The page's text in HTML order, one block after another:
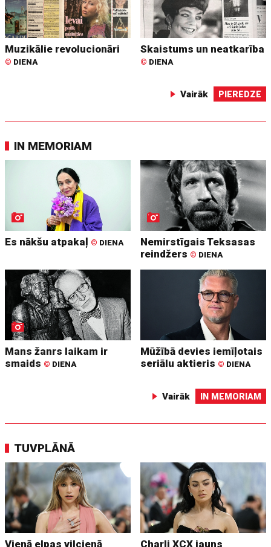
Muzikālie revolucionāri
© DIENA
Skaistums un neatkarība
© DIENA
Vairāk PIEREDZE
IN MEMORIAM
Es nākšu atpakaļ © DIENA
Nemirstīgais Teksasas
reindžers © DIENA
Mans žanrs laikam ir
smaids © DIENA
Mūžībā devies iemīļotais
seriālu aktieris © DIENA
Vairāk IN MEMORIAM
TUVPLĀNĀ
Vienā elpas vilcienā Charli XCX jauns